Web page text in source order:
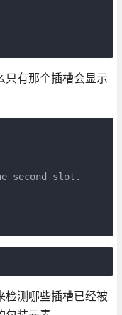
只有那个插槽会显示
second slot.
检测哪些插槽已经被